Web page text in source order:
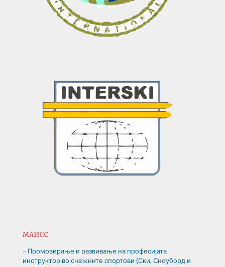
МАИСС
– Промовирање и развивање на професијата
инструктор во снежните спортови (Ски, Сноуборд и